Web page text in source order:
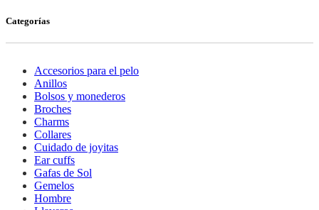
Categorías
Accesorios para el pelo
Anillos
Bolsos y monederos
Broches
Charms
Collares
Cuidado de joyitas
Ear cuffs
Gafas de Sol
Gemelos
Hombre